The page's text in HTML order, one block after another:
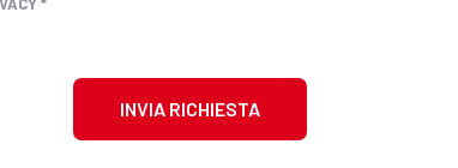
INVIA RICHIESTA